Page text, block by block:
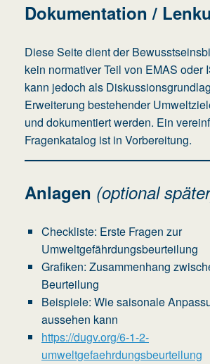
Dokumentation /
Diese Seite dient der
kein normativer Teil von EMAS oder
kann jedoch als
Erweiterung bestehender
und dokumentiert werden. Ein
Fragenkatalog ist in Vorbereitung.
Anlagen (optional
Checkliste: Erste Fragen zur
Umweltgefährdungsbeurteilung
Grafiken: Zusammenhang
Beurteilung
Beispiele: Wie saisonale
aussehen kann
https://dugv.org/6-1-2-
umweltgefaehrdungsbeurteilung